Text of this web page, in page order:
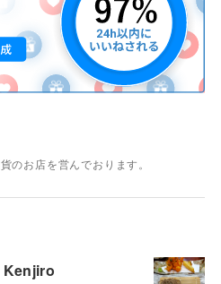
のお店を営んでおります。
Kenjiro